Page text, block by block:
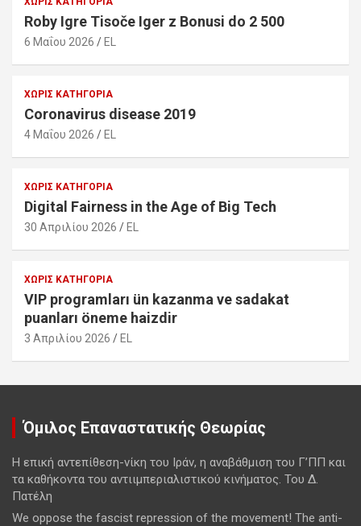
Roby Igre Tisoče Iger z Bonusi do 2 500
6 Μαΐου 2026 EL
ΧΩΡΊΣ ΚΑΤΗΓΟΡΊΑ
Coronavirus disease 2019
4 Μαΐου 2026 EL
ΧΩΡΊΣ ΚΑΤΗΓΟΡΊΑ
Digital Fairness in the Age of Big Tech
30 Απριλίου 2026 EL
ΧΩΡΊΣ ΚΑΤΗΓΟΡΊΑ
VIP programları ün kazanma ve sadakat
puanları öneme haizdir
3 Απριλίου 2026 EL
Όμιλος Επαναστατικής Θεωρίας
Η επική αντεπίθεση-νίκη του Ιράν, η αναβάθμιση του Γ’ΠΠ και
τα καθήκοντα του αντιιμπεριαλιστικού κινήματος. Του Δ.
Πατέλη
We oppose the fascist repression of the movement! The anti-